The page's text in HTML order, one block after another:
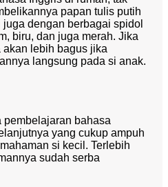
papan tulis putih
dengan berbagai spidol
biru, dan juga merah. Jika
akan lebih bagus jika
langsung pada si anak.
bahasa
yang cukup ampuh
si kecil. Terlebih
sudah serba